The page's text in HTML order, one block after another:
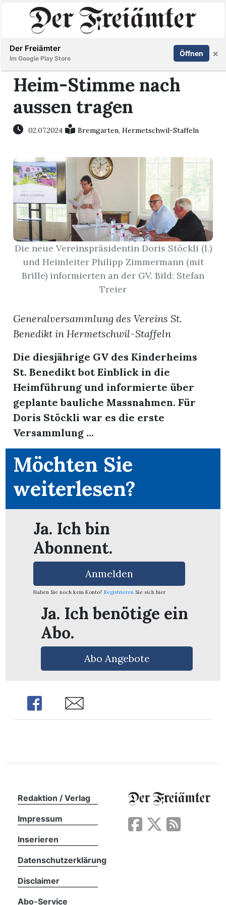
Veranstaltungen
Stellen
E-
Paper
Newsletter
App
Inserieren Abonnieren Anmelden
Heim-Stimme nach
aussen tragen
02.07.2024 Bremgarten,Hermetschwil-Staffeln
Die neue Vereinspräsidentin Doris Stöckli (l.)
und Heimleiter Philipp Zimmermann (mit
Brille) informierten an der GV. Bild: Stefan
Treier
Generalversammlung des Vereins St.
Benedikt in Hermetschwil-Staffeln
Die diesjährige GV des Kinderheims
St. Benedikt bot Einblick in die
Heimführung und informierte über
geplante bauliche Massnahmen. Für
Doris Stöckli war es die erste
Versammlung ...
Möchten Sie
weiterlesen?
Ja. Ich bin
Abonnent.
Anmelden
Haben Sie noch kein Konto? Registrieren Sie sich hier
Ja. Ich benötige ein
Abo.
Abo Angebote
Share Share
Redaktion / Verlag
Impressum
Inserieren
Datenschutzerklärung
Disclaimer
Abo-Service
Der Freiämter
Im Google Play Store
Öffnen ×